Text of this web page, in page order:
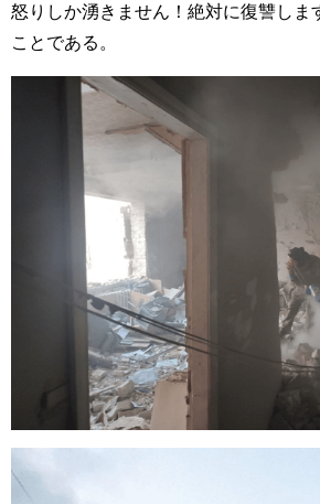
怒りしか湧きません！絶対に復讐し
ことである。